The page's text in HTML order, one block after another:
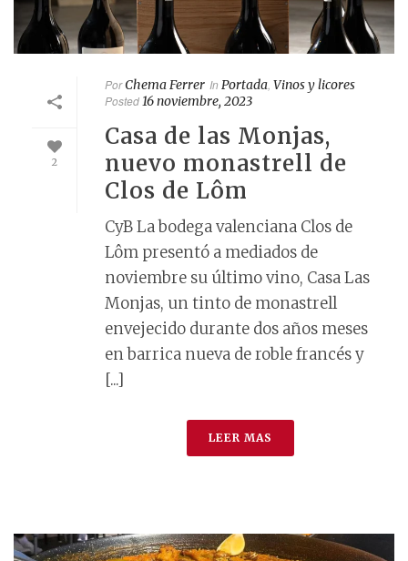
2
PorChema Ferrer In Portada Vinos y licores
Posted16 noviembre, 2023
Casa de las Monjas,
nuevo monastrell de
Clos de Lôm
CyB La bodega valenciana Clos de
Lôm presentó a mediados de
noviembre su último vino, Casa Las
Monjas, un tinto de monastrell
envejecido durante dos años meses
en barrica nueva de roble francés y
[...]
LEER MAS